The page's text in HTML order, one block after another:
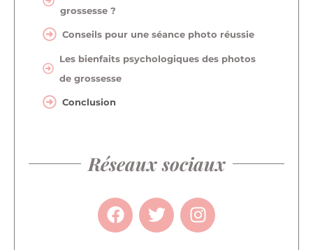
grossesse ?
Conseils pour une séance photo réussie
Les bienfaits psychologiques des photos
de grossesse
Conclusion
Réseaux sociaux